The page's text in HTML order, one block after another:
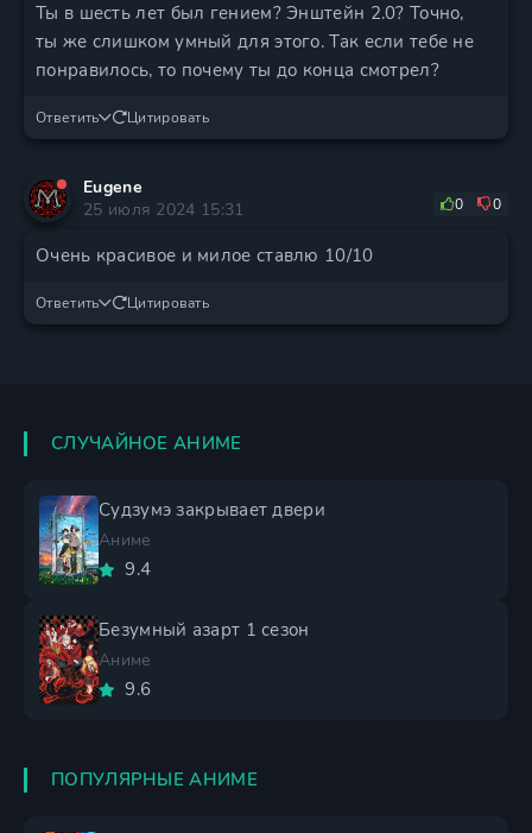
Ты в шесть лет был гением? Энштейн 2.0? Точно,
ты же слишком умный для этого. Так если тебе не
понравилось, то почему ты до конца смотрел?
Ответить Цитировать
Eugene
25 июля 2024 15:31
0 0
Очень красивое и милое ставлю 10/10
Ответить Цитировать
СЛУЧАЙНОЕ АНИМЕ
Судзумэ закрывает двери
Аниме
9.4
Безумный азарт 1 сезон
Аниме
9.6
ПОПУЛЯРНЫЕ АНИМЕ